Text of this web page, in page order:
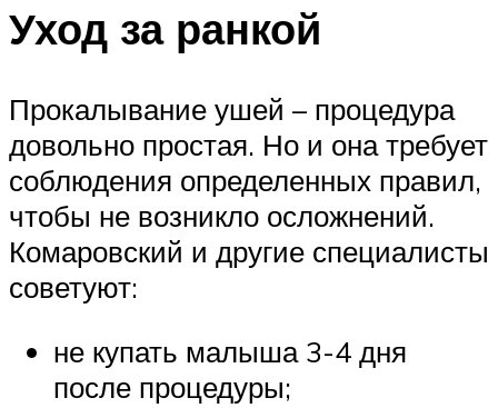
Уход за ранкой
Прокалывание ушей – процедура
довольно простая. Но и она требует
соблюдения определенных правил,
чтобы не возникло осложнений.
Комаровский и другие специалисты
советуют:
не купать малыша 3-4 дня
после процедуры;